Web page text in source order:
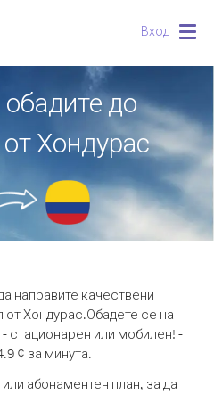
Вход
обадите до
Хондурас
направите качествени
от Хондурас.Обадете се на
стационарен или мобилен! -
¢ за минута.
абонаментен план, за да